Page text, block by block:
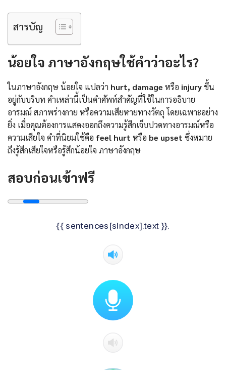
สารบัญ
น้อยใจ ภาษาอังกฤษใช้คำว่าอะไร?
ในภาษาอังกฤษ น้อยใจ แปลว่า hurt, damage หรือ injuryขึ้น
อยู่กับบริบท คำเหล่านี้เป็นคำศัพท์สำคัญที่ใช้ในการอธิบาย
อารมณ์ สภาพร่างกาย หรือความเสียหายทางวัตถุ โดยเฉพาะอย่าง
ยิ่ง เมื่อคุณต้องการแสดงออกถึงความรู้สึกเจ็บปวดทางอารมณ์หรือ
ความเสียใจ คำที่นิยมใช้คือ feel hurt หรือ be upset ซึ่งหมาย
ถึงรู้สึกเสียใจหรือรู้สึกน้อยใจ ภาษาอังกฤษ
สอบก่อนเข้าฟรี
{{ sentences[sIndex].text }}.